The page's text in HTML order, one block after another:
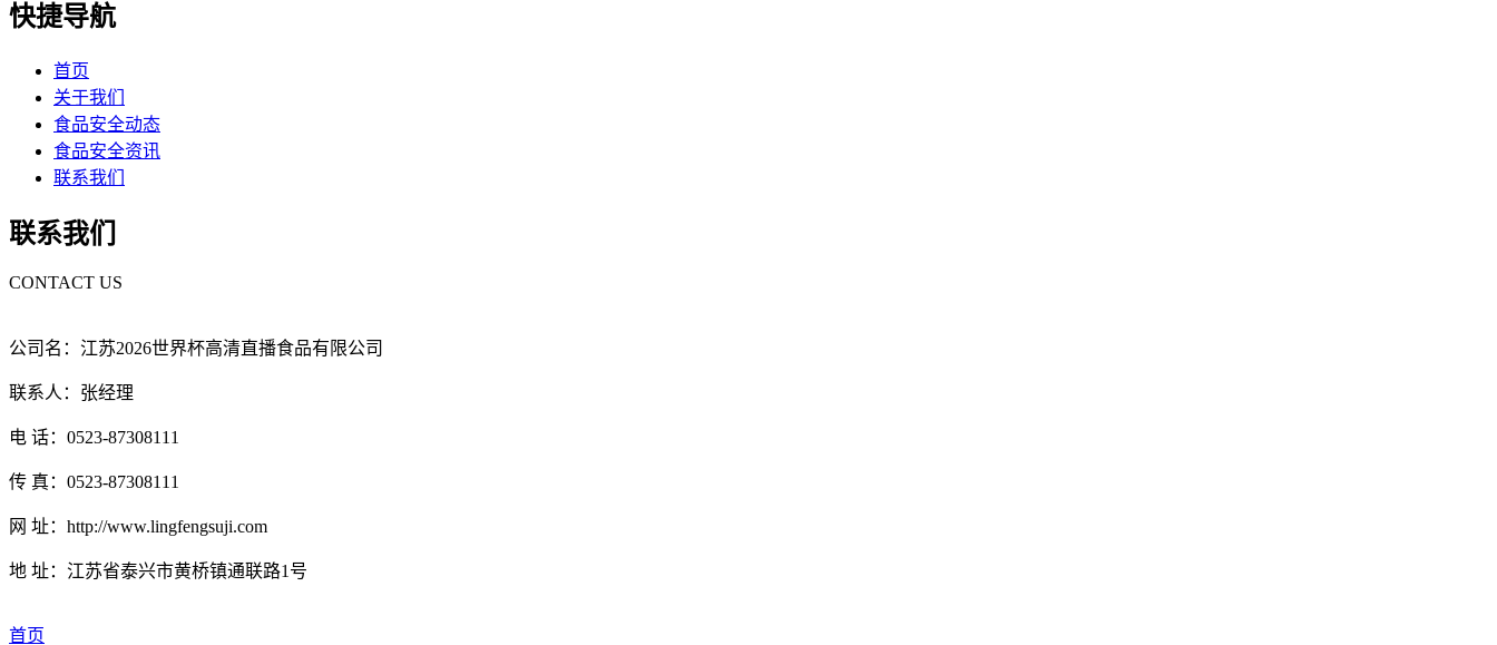
快捷导航
首页
关于我们
食品安全动态
食品安全资讯
联系我们
联系我们
CONTACT US
公司名：江苏2026世界杯高清直播食品有限公司
联系人：张经理
电 话：0523-87308111
传 真：0523-87308111
网 址：http://www.lingfengsuji.com
地 址：江苏省泰兴市黄桥镇通联路1号
首页